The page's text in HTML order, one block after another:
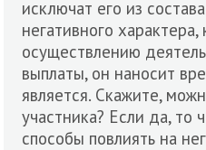
исключат его из
негативного
осуществлению
выплаты, он наносит
является. Скажите,
участника? Если да, то
способы повлиять на